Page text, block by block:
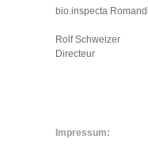
bio.inspecta
Rolf Schweizer
Directeur
Impressum: